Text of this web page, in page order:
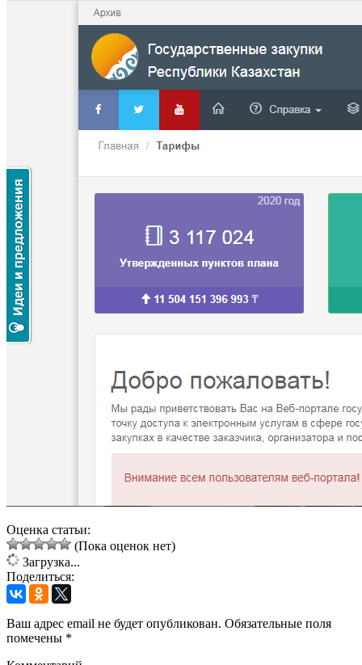
Оценка статьи:
(Пока оценок нет)
Загрузка...
Поделиться:
Ваш адрес email не будет опубликован. Обязательные поля
помечены *